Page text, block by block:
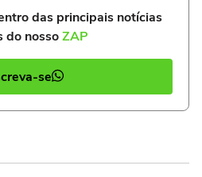
das principais notícias
do nossoZAP
se